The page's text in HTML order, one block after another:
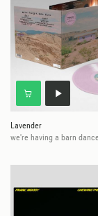
Lavender